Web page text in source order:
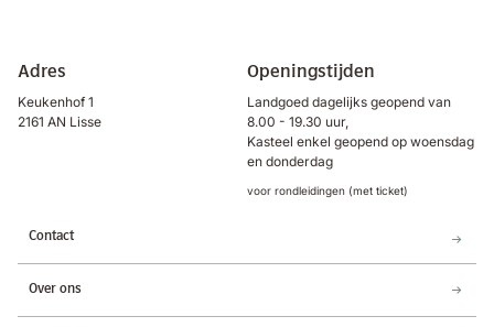
Adres
Keukenhof 1
2161 AN Lisse
Openingstijden
Landgoed dagelijks geopend van
8.00 - 19.30 uur,
Kasteel enkel geopend op woensdag
en donderdag
voor rondleidingen (met ticket)
Contact
Over ons